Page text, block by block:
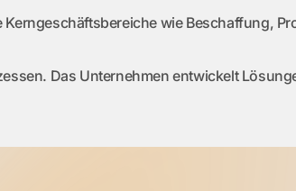
wie Beschaffung,
Das Unternehmen entwickelt